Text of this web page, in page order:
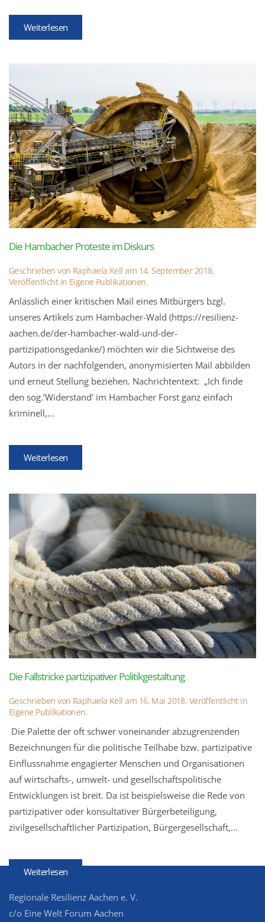
Weiterlesen
Die Hambacher Proteste im Diskurs
Geschrieben von Raphaela Kell am 14. September 2018.
Veröffentlicht in Eigene Publikationen.
Anlässlich einer kritischen Mail eines Mitbürgers bzgl.
unseres Artikels zum Hambacher-Wald (https://resilienz-
aachen.de/der-hambacher-wald-und-der-
partizipationsgedanke/) möchten wir die Sichtweise des
Autors in der nachfolgenden, anonymisierten Mail abbilden
und erneut Stellung beziehen. Nachrichtentext: „Ich finde
den sog.’Widerstand‘ im Hambacher Forst ganz einfach
kriminell,...
Weiterlesen
Die Fallstricke partizipativer Politikgestaltung
Geschrieben von Raphaela Kell am 16. Mai 2018. Veröffentlicht in
Eigene Publikationen.
Die Palette der oft schwer voneinander abzugrenzenden
Bezeichnungen für die politische Teilhabe bzw. partizipative
Einflussnahme engagierter Menschen und Organisationen
auf wirtschafts-, umwelt- und gesellschaftspolitische
Entwicklungen ist breit. Da ist beispielsweise die Rede von
partizipativer oder konsultativer Bürgerbeteiligung,
zivilgesellschaftlicher Partizipation, Bürgergesellschaft,...
Weiterlesen
Regionale Resilienz Aachen e. V.
c/o Eine Welt Forum Aachen